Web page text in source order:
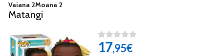
Vaiana 2Moana 2
Matangi
17,95€